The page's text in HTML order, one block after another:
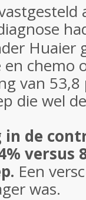
Huaier
chemo
van
die wel
de
versus
Een
was.